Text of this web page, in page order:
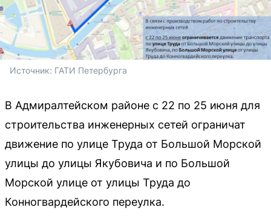
Источник: ГАТИ Петербурга
В Адмиралтейском районе с 22 по 25 июня для
строительства инженерных сетей ограничат
движение по улице Труда от Большой Морской
улицы до улицы Якубовича и по Большой
Морской улице от улицы Труда до
Конногвардейского переулка.